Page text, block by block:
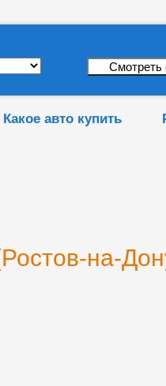
Какое авто купить
на-